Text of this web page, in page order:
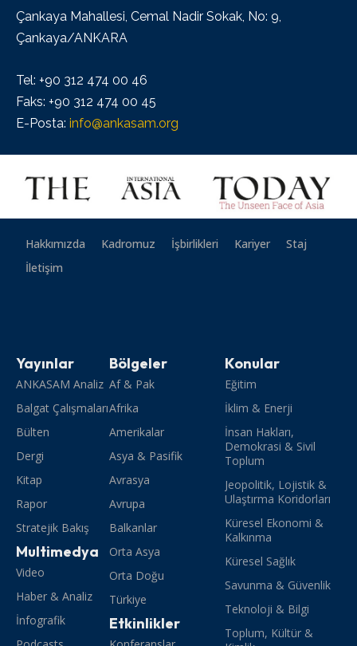
Çankaya Mahallesi, Cemal Nadir Sokak, No: 9,
Çankaya/ANKARA
Tel: +90 312 474 00 46
Faks: +90 312 474 00 45
E-Posta: info@ankasam.org
Hakkımızda Kadromuz İşbirlikleri Kariyer
Staj
İletişim
Yayınlar
ANKASAM Analiz
Balgat Çalışmaları
Bülten
Dergi
Kitap
Rapor
Stratejik Bakış
Multimedya
Video
Haber & Analiz
İnfografik
Bölgeler
Af & Pak
Afrika
Amerikalar
Asya & Pasifik
Avrasya
Avrupa
Balkanlar
Orta Asya
Orta Doğu
Türkiye
Etkinlikler
Konular
Eğitim
İklim & Enerji
İnsan Hakları,
Demokrasi & Sivil
Toplum
Jeopolitik, Lojistik &
Ulaştırma Koridorları
Küresel Ekonomi &
Kalkınma
Küresel Sağlık
Savunma & Güvenlik
Teknoloji & Bilgi
Toplum, Kültür &